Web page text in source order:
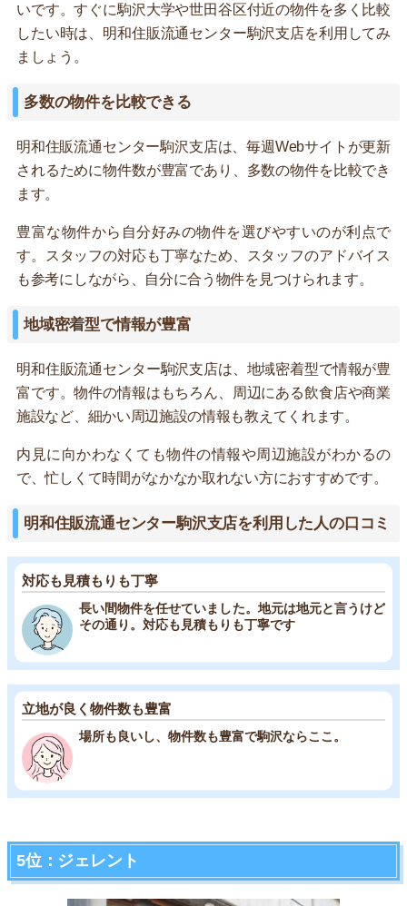
いです。すぐに駒沢大学や世田谷区付近の物件を多く比較
したい時は、明和住販流通センター駒沢支店を利用してみ
ましょう。
多数の物件を比較できる
明和住販流通センター駒沢支店は、毎週Webサイトが更新
されるために物件数が豊富であり、多数の物件を比較でき
ます。
豊富な物件から自分好みの物件を選びやすいのが利点で
す。スタッフの対応も丁寧なため、スタッフのアドバイス
も参考にしながら、自分に合う物件を見つけられます。
地域密着型で情報が豊富
明和住販流通センター駒沢支店は、地域密着型で情報が豊
富です。物件の情報はもちろん、周辺にある飲食店や商業
施設など、細かい周辺施設の情報も教えてくれます。
内見に向かわなくても物件の情報や周辺施設がわかるの
で、忙しくて時間がなかなか取れない方におすすめです。
明和住販流通センター駒沢支店を利用した人の口コミ
対応も見積もりも丁寧
長い間物件を任せていました。地元は地元と言うけど
その通り。対応も見積もりも丁寧です
立地が良く物件数も豊富
場所も良いし、物件数も豊富で駒沢ならここ。
5位：ジェレント